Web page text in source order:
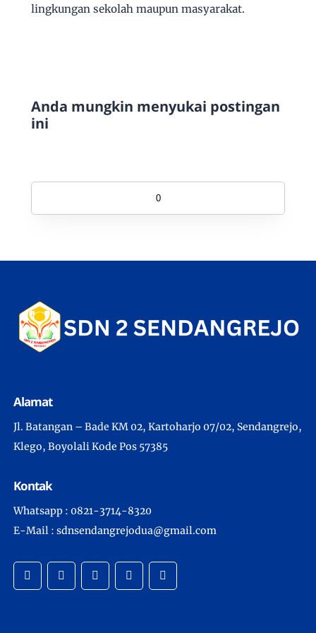
lingkungan sekolah maupun masyarakat.
Anda mungkin menyukai postingan
ini
0
Alamat
Jl. Batangan – Bade KM 02, Kartoharjo 07/02, Sendangrejo,
Klego, Boyolali Kode Pos 57385
Kontak
Whatsapp : 0821-3714-8320
E-Mail : sdnsendangrejodua@gmail.com